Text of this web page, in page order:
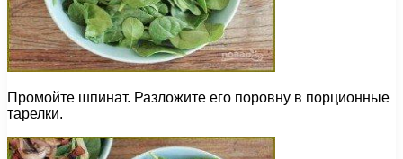
Промойте шпинат. Разложите его поровну в порционные
тарелки.